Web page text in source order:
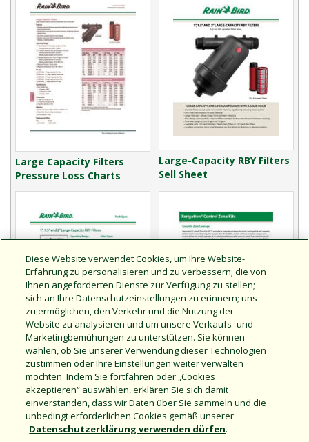
Large Capacity Filters
Pressure Loss Charts
Large-Capacity RBY Filters
Sell Sheet
Large-Capacity RBY Filters
Technical Specifications
Xerigation Control Zone
Kits
Diese Website verwendet Cookies, um Ihre Website-
Erfahrung zu personalisieren und zu verbessern; die von
Ihnen angeforderten Dienste zur Verfügung zu stellen;
sich an Ihre Datenschutzeinstellungen zu erinnern; uns
zu ermöglichen, den Verkehr und die Nutzung der
Website zu analysieren und um unsere Verkaufs- und
Marketingbemühungen zu unterstützen. Sie können
wählen, ob Sie unserer Verwendung dieser Technologien
zustimmen oder Ihre Einstellungen weiter verwalten
möchten. Indem Sie fortfahren oder „Cookies
akzeptieren“ auswählen, erklären Sie sich damit
einverstanden, dass wir Daten über Sie sammeln und die
unbedingt erforderlichen Cookies gemäß unserer
Datenschutzerklärung verwenden dürfen.